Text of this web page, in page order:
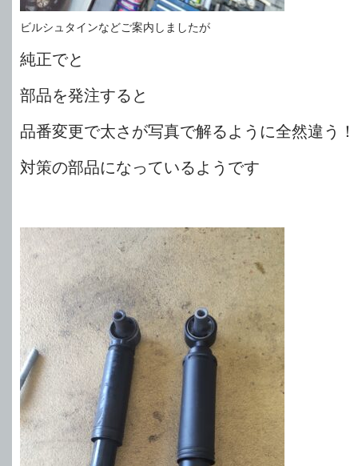
ビルシュタインなどご案内しましたが
純正でと
部品を発注すると
品番変更で太さが写真で解るように全然違う！
対策の部品になっているようです